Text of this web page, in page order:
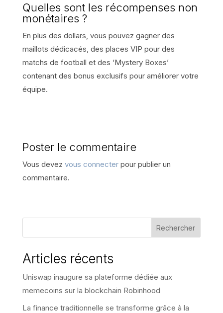
Quelles sont les récompenses non
monétaires ?
En plus des dollars, vous pouvez gagner des
maillots dédicacés, des places VIP pour des
matchs de football et des ‘Mystery Boxes’
contenant des bonus exclusifs pour améliorer votre
équipe.
Poster le commentaire
Vous devez vous connecterpour publier un
commentaire.
Rechercher
Articles récents
Uniswap inaugure sa plateforme dédiée aux
memecoins sur la blockchain Robinhood
La finance traditionnelle se transforme grâce à la